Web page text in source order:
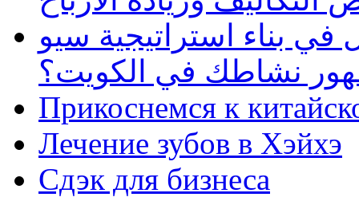
بناء استراتيجية سيو
نشاطك في الكويت؟
Прикоснемся к
Лечение зубов в Хэйхэ
Сдэк для бизнеса